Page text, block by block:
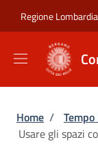
Regione Lombardia
Briciole
Home /
Usare gli spazi